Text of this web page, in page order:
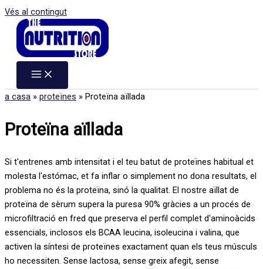
Vés al contingut
a casa » proteïnes » Proteïna aïllada
Proteïna aïllada
Si t'entrenes amb intensitat i el teu batut de proteïnes habitual et
molesta l'estómac, et fa inflar o simplement no dona resultats, el
problema no és la proteïna, sinó la qualitat. El nostre aïllat de
proteïna de sèrum supera la puresa 90% gràcies a un procés de
microfiltració en fred que preserva el perfil complet d'aminoàcids
essencials, inclosos els BCAA leucina, isoleucina i valina, que
activen la síntesi de proteïnes exactament quan els teus músculs
ho necessiten. Sense lactosa, sense greix afegit, sense